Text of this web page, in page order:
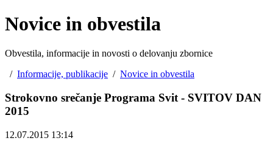
Novice in obvestila
Obvestila, informacije in novosti o delovanju zbornice
/ Informacije, publikacije / Novice in obvestila
Strokovno srečanje Programa Svit - SVITOV DAN
2015
12.07.2015 13:14